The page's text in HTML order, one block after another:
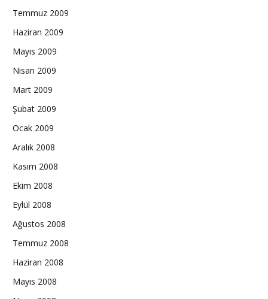
Temmuz 2009
Haziran 2009
Mayıs 2009
Nisan 2009
Mart 2009
Şubat 2009
Ocak 2009
Aralık 2008
Kasım 2008
Ekim 2008
Eylül 2008
Ağustos 2008
Temmuz 2008
Haziran 2008
Mayıs 2008